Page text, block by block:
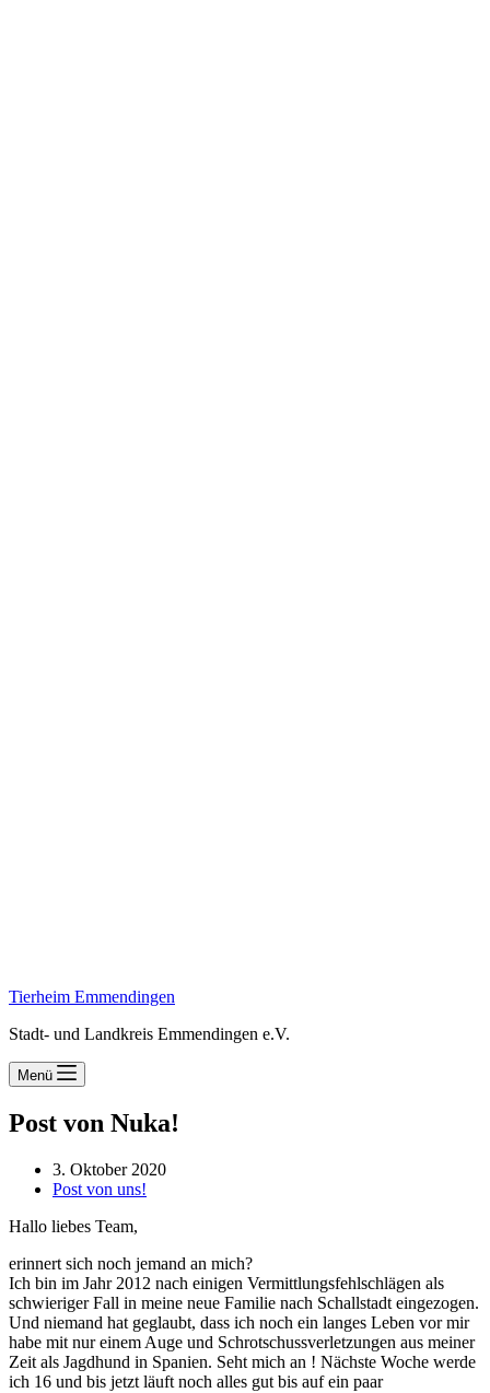
Tierheim Emmendingen
Stadt- und Landkreis Emmendingen e.V.
Menü
Post von Nuka!
3. Oktober 2020
Post von uns!
Hallo liebes Team,
erinnert sich noch jemand an mich?
Ich bin im Jahr 2012 nach einigen Vermittlungsfehlschlägen als
schwieriger Fall in meine neue Familie nach Schallstadt eingezogen.
Und niemand hat geglaubt, dass ich noch ein langes Leben vor mir
habe mit nur einem Auge und Schrotschussverletzungen aus meiner
Zeit als Jagdhund in Spanien. Seht mich an ! Nächste Woche werde
ich 16 und bis jetzt läuft noch alles gut bis auf ein paar